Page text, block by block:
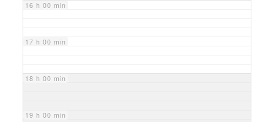
16 h 00 min
17 h 00 min
18 h 00 min
19 h 00 min